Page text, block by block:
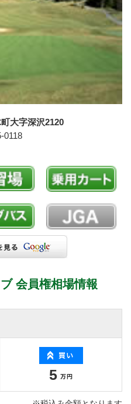
大字深沢2120
0118
会員権相場情報
5